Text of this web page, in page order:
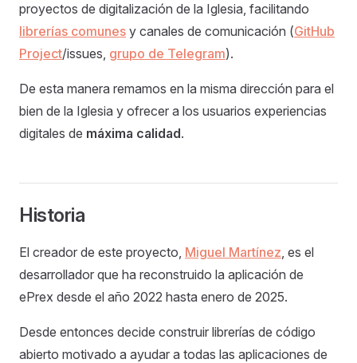
proyectos de digitalización de la Iglesia, facilitando
librerías comunes y canales de comunicación (GitHub
Project/issues, grupo de Telegram).
De esta manera remamos en la misma dirección para el
bien de la Iglesia y ofrecer a los usuarios experiencias
digitales de máxima calidad.
Historia
El creador de este proyecto, Miguel Martínez, es el
desarrollador que ha reconstruido la aplicación de
ePrex desde el año 2022 hasta enero de 2025.
Desde entonces decide construir librerías de código
abierto motivado a ayudar a todas las aplicaciones de